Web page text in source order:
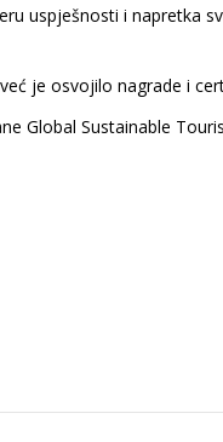
uspješnosti i napretka
je osvojilo nagrade i
Global Sustainable